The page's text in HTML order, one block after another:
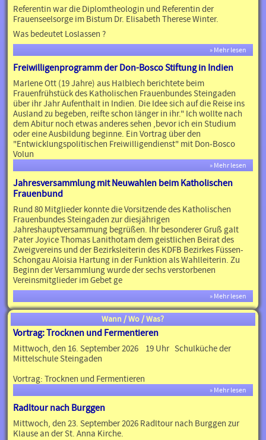
Referentin war die Diplomtheologin und Referentin der
Frauenseelsorge im Bistum Dr. Elisabeth Therese Winter.
Was bedeutet Loslassen ?
» Mehr lesen
Freiwilligenprogramm der Don-Bosco Stiftung in Indien
Marlene Ott (19 Jahre) aus Halblech berichtete beim
Frauenfrühstück des Katholischen Frauenbundes Steingaden
über ihr Jahr Aufenthalt in Indien. Die Idee sich auf die Reise ins
Ausland zu begeben, reifte schon länger in ihr." Ich wollte nach
dem Abitur noch etwas anderes sehen ,bevor ich ein Studium
oder eine Ausbildung beginne. Ein Vortrag über den
"Entwicklungspolitischen Freiwilligendienst" mit Don-Bosco
Volun
» Mehr lesen
Jahresversammlung mit Neuwahlen beim Katholischen
Frauenbund
Rund 80 Mitglieder konnte die Vorsitzende des Katholischen
Frauenbundes Steingaden zur diesjährigen
Jahreshauptversammung begrüßen. Ihr besonderer Gruß galt
Pater Joyice Thomas Lanithotam dem geistlichen Beirat des
Zweigvereins und der Bezirksleiterin des KDFB Bezirkes Füssen-
Schongau Aloisia Hartung in der Funktion als Wahlleiterin. Zu
Beginn der Versammlung wurde der sechs verstorbenen
Vereinsmitglieder im Gebet ge
» Mehr lesen
Wann / Wo / Was?
Vortrag: Trocknen und Fermentieren
Mittwoch, den 16. September 2026 19 Uhr Schulküche der
Mittelschule Steingaden
Vortrag: Trocknen und Fermentieren
» Mehr lesen
Radltour nach Burggen
Mittwoch, den 23. September 2026 Radltour nach Burggen zur
Klause an der St. Anna Kirche.